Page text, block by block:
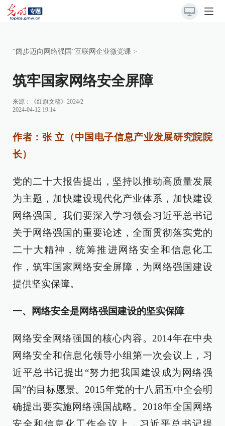
“阔步迈向网络强国”互联网企业微党课 >
筑牢国家网络安全屏障
来源：
《红旗文稿》2024/2
2024-04-12 19:14
作者：张 立（中国电子信息产业发展研究院院
长）
党的二十大报告提出，坚持以推动高质量发展
为主题，加快建设现代化产业体系，加快建设
网络强国。我们要深入学习领会习近平总书记
关于网络强国的重要论述，全面贯彻落实党的
二十大精神，统筹推进网络安全和信息化工
作，筑牢国家网络安全屏障，为网络强国建设
提供坚实保障。
一、网络安全是网络强国建设的坚实保障
网络安全网络强国的核心内容。2014年在中央
网络安全和信息化领导小组第一次会议上，习
近平总书记提出“努力把我国建设成为网络强
国”的目标愿景。2015年党的十八届五中全会明
确提出要实施网络强国战略。2018年全国网络
安全和信息化工作会议上，习近平总书记提